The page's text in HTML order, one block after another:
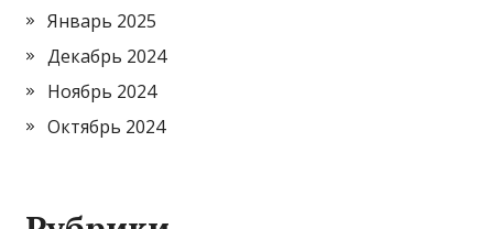
Январь 2025
Декабрь 2024
Ноябрь 2024
Октябрь 2024